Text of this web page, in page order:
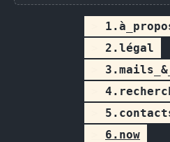
2.légal
6.now